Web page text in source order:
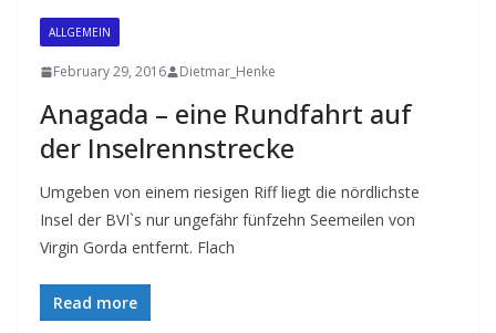
ALLGEMEIN
February 29, 2016 Dietmar_Henke
Anagada – eine Rundfahrt auf
der Inselrennstrecke
Umgeben von einem riesigen Riff liegt die nördlichste
Insel der BVI`s nur ungefähr fünfzehn Seemeilen von
Virgin Gorda entfernt. Flach
Read more